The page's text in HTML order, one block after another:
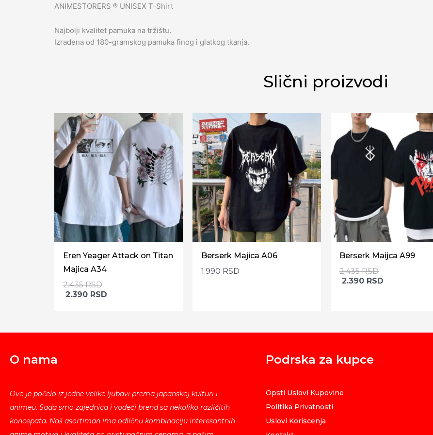
ANIMESTORERS ®️ UNISEX T-Shirt
Najbolji kvalitet pamuka na tržištu.
Izrađena od 180-gramskog pamuka finog i glatkog tkanja.
Slični proizvodi
Eren Yeager Attack on Titan
Majica A34
2.435RSD
2.390 RSD
Berserk Majica A06
1.990 RSD
Berserk Maijca A99
2.435RSD
2.390 RSD
O nama
Ovo je počelo iz jedne velike ljubavi prema japanskoj kulturi i
animeu. Sada smo zajednica i vodeći brend sa nekoliko različitih
koncepata. Naš asortiman ima odličnu kombinaciju interesantnih
Podrska za kupce
Opsti Uslovi Kupovine
Politika Privatnosti
Uslovi Koriscenja